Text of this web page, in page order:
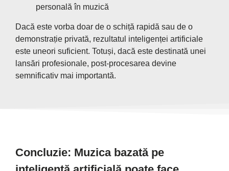
personală în muzică
Dacă este vorba doar de o schiță rapidă sau de o
demonstrație privată, rezultatul inteligenței artificiale
este uneori suficient. Totuși, dacă este destinată unei
lansări profesionale, post-procesarea devine
semnificativ mai importantă.
Concluzie: Muzica bazată pe